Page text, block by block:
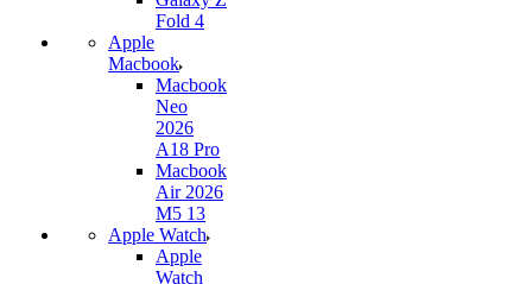
Fold 4
Apple
Macbook
Macbook
Neo
2026
A18 Pro
Macbook
Air 2026
M5 13
Apple Watch
Apple
Watch